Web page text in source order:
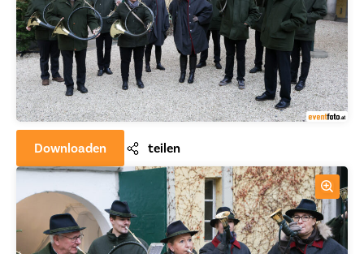
Downloaden teilen